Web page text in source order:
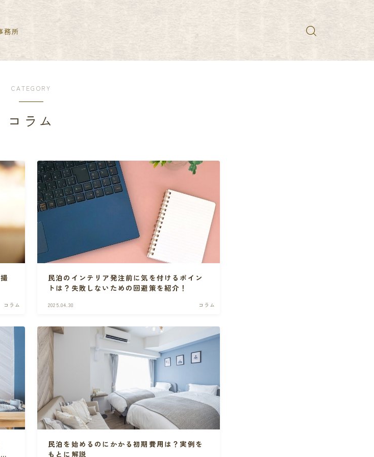
務所
CATEGORY
コラム
コラム
民泊のインテリア発注前に気を付けるポイン
トは？失敗しないための回避策を紹介！
2025.04.30 コラム
民泊を始めるのにかかる初期費用は？実例を
もとに解説